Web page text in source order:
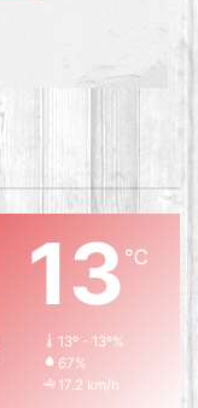
13℃
13º - 13º%
67%
17.2 km/h